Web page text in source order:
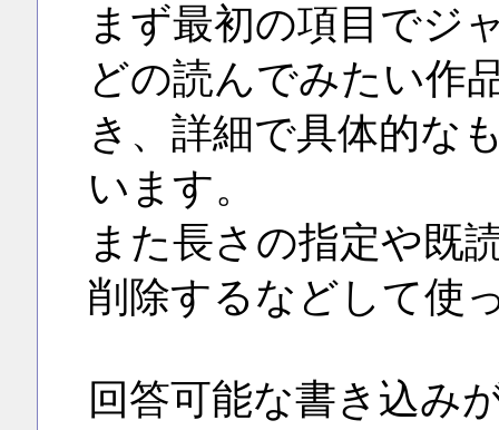
まず最初の項目でジ
どの読んでみたい作
き、詳細で具体的な
います。
また長さの指定や既
削除するなどして使
回答可能な書き込み